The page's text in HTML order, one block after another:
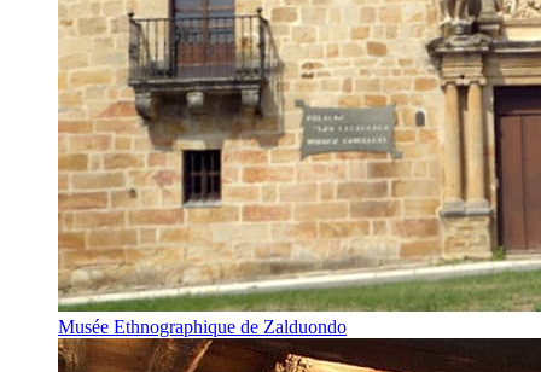
Musée Ethnographique de Zalduondo